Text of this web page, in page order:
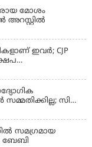
മോശം
അറസ്റ്റിൽ
ഇവര്‍; CJP
സി
സമഗ്രമായ
ബേബി